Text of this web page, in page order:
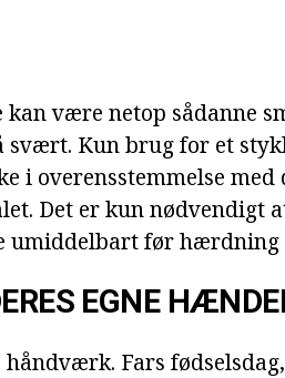
være netop sådanne
svært. Kun brug for et
i overensstemmelse med
Det er kun nødvendigt
før hærdning
EGNE
Fars